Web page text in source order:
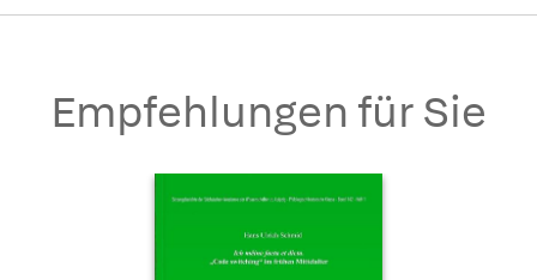
Empfehlungen für Sie